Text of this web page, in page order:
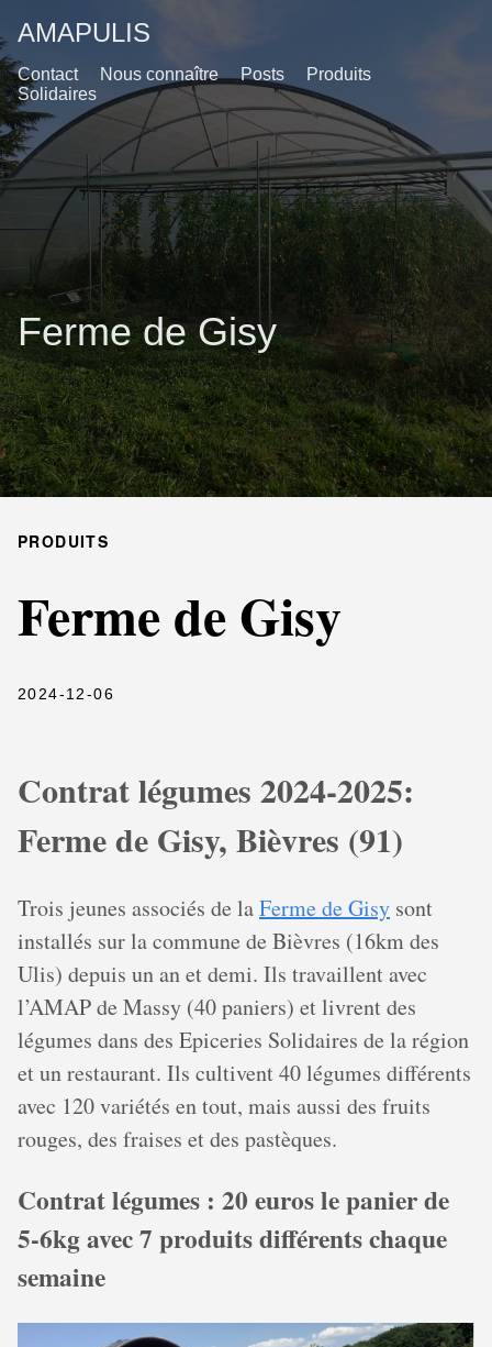
AMAPULIS
Contact Nous connaître Posts
Produits
Solidaires
Ferme de Gisy
PRODUITS
Ferme de Gisy
2024-12-06
Contrat légumes 2024-2025:
Ferme de Gisy, Bièvres (91)
Trois jeunes associés de laFerme de Gisy sont
installés sur la commune de Bièvres (16km des
Ulis) depuis un an et demi. Ils travaillent avec
l’AMAP de Massy (40 paniers) et livrent des
légumes dans des Epiceries Solidaires de la région
et un restaurant. Ils cultivent 40 légumes différents
avec 120 variétés en tout, mais aussi des fruits
rouges, des fraises et des pastèques.
Contrat légumes : 20 euros le panier de
5-6kg avec 7 produits différents chaque
semaine